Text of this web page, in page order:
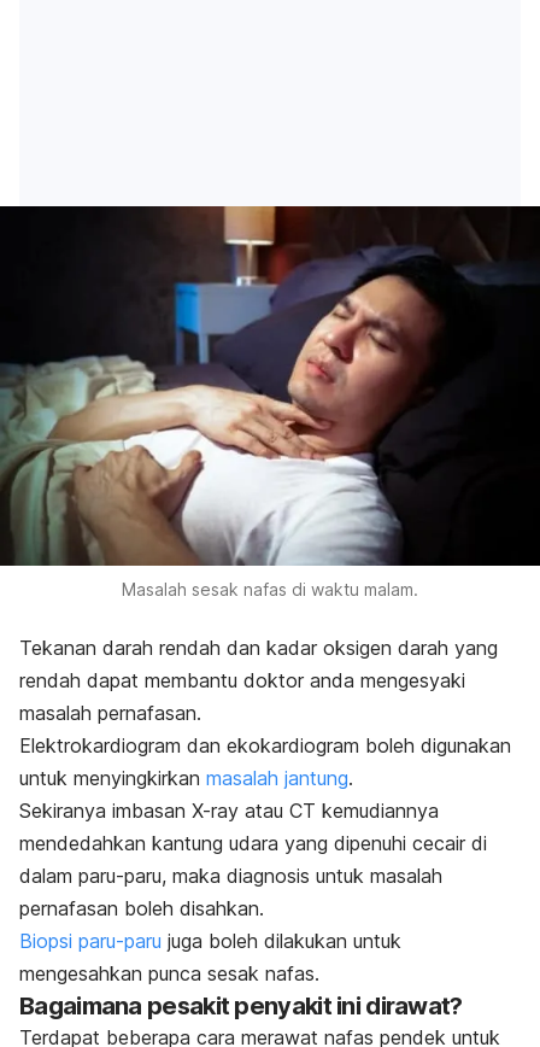
Masalah sesak nafas di waktu malam.
Tekanan darah rendah dan kadar oksigen darah yang
rendah dapat membantu doktor anda mengesyaki
masalah pernafasan.
Elektrokardiogram dan ekokardiogram boleh digunakan
untuk menyingkirkan masalah jantung.
Sekiranya imbasan X-ray atau CT kemudiannya
mendedahkan kantung udara yang dipenuhi cecair di
dalam paru-paru, maka diagnosis untuk masalah
pernafasan boleh disahkan.
Biopsi paru-paru juga boleh dilakukan untuk
mengesahkan punca sesak nafas.
Bagaimana pesakit penyakit ini dirawat?
Terdapat beberapa cara merawat nafas pendek untuk